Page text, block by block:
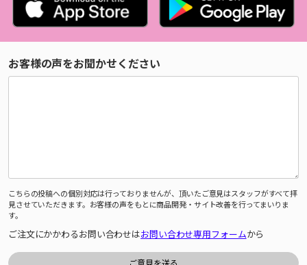
お客様の声をお聞かせください
こちらの投稿への個別対応は行っておりませんが、頂いたご意見はスタッフがすべて拝
見させていただきます。お客様の声をもとに商品開発・サイト改善を行ってまいりま
す。
ご注文にかかわるお問い合わせはお問い合わせ専用フォームから